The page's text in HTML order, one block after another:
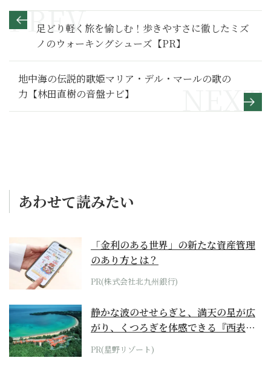
足どり軽く旅を愉しむ！歩きやすさに徹したミズ
ノのウォーキングシューズ【PR】
地中海の伝説的歌姫マリア・デル・マールの歌の
力【林田直樹の音盤ナビ】
あわせて読みたい
「金利のある世界」の新たな資産管理
のあり方とは？
PR(株式会社北九州銀行)
静かな波のせせらぎと、満天の星が広
がり、くつろぎを体感できる『西表島
ホテル by...
PR(星野リゾート)